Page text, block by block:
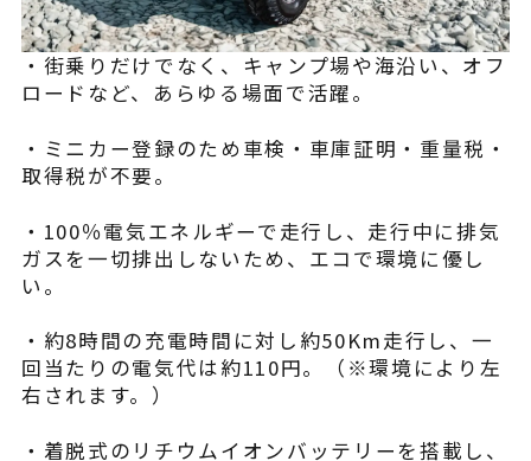
・街乗りだけでなく、キャンプ場や海沿い、オフ
ロードなど、あらゆる場面で活躍。
・ミニカー登録のため車検・車庫証明・重量税・
取得税が不要。
・100％電気エネルギーで走行し、走行中に排気
ガスを一切排出しないため、エコで環境に優し
い。
・約8時間の充電時間に対し約50Km走行し、一
回当たりの電気代は約110円。（※環境により左
右されます。）
・着脱式のリチウムイオンバッテリーを搭載し、